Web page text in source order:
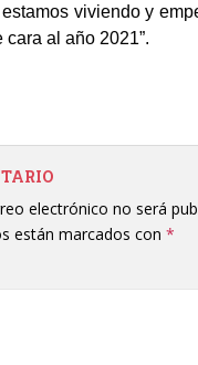
viviendo y
cara al año 2021”.
electrónico no será
están marcados con *